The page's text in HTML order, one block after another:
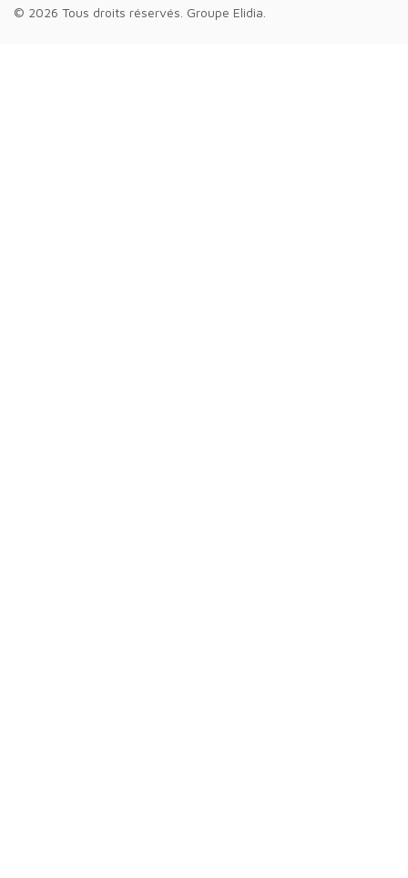
© 2026 Tous droits réservés. Groupe Elidia